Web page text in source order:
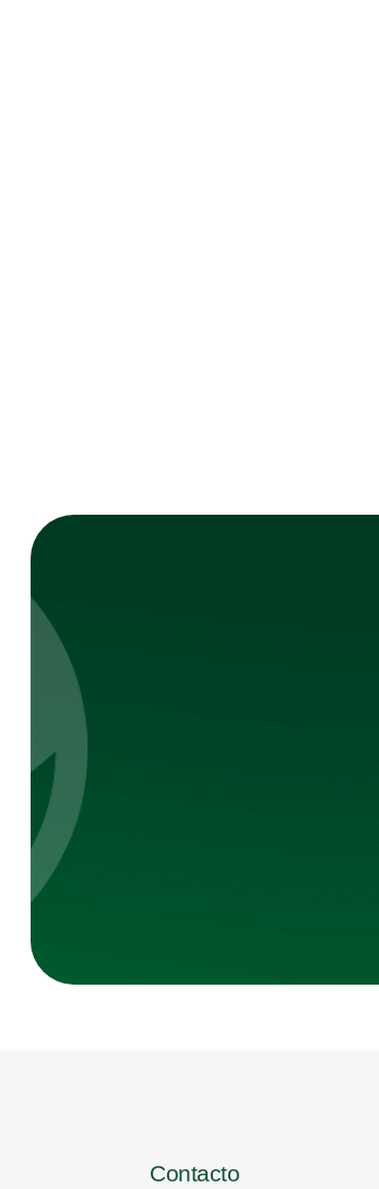
Contacto